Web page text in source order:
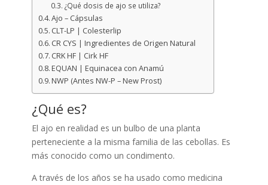
¿Qué dosis de ajo se utiliza?
Ajo – Cápsulas
CLT-LP | Colesterlip
CR CYS | Ingredientes de Origen Natural
CRK HF | Cirk HF
EQUAN | Equinacea con Anamú
NWP (Antes NW-P – New Prost)
¿Qué es?
El ajo en realidad es un bulbo de una planta
perteneciente a la misma familia de las cebollas. Es
más conocido como un condimento.
A través de los años se ha usado como medicina